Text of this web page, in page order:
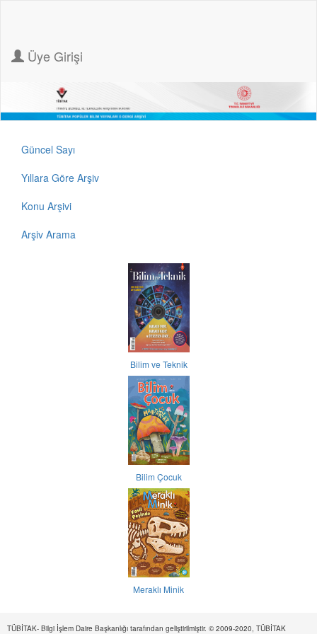
Üye Girişi
Güncel Sayı
Yıllara Göre Arşiv
Konu Arşivi
Arşiv Arama
Bilim ve Teknik
Bilim Çocuk
Meraklı Minik
TÜBİTAK- Bilgi İşlem Daire Başkanlığı tarafından geliştirilmiştir. © 2009-2020, TÜBİTAK